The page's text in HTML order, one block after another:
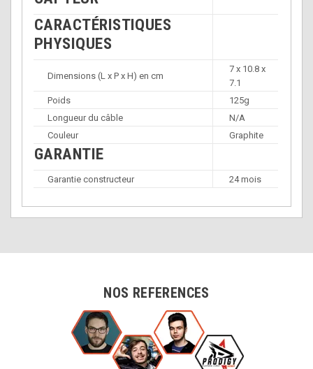
CARACTÉRISTIQUES
PHYSIQUES
Dimensions (L x P x H) en cm
7 x 10.8 x
7.1
Poids
125g
Longueur du câble
N/A
Couleur
Graphite
GARANTIE
Garantie constructeur 24 mois
NOS REFERENCES